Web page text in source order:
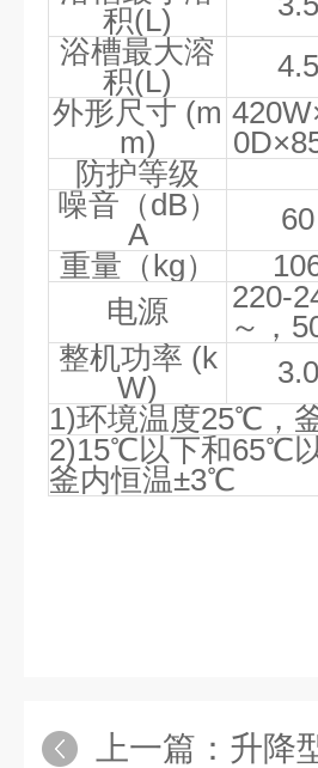
积(L)
浴槽最大溶
积(L) 4.5
外形尺寸 (m
m)
420W
0D×
防护等级
噪音（dB）
A
60
重量（kg）
电源
220-
～，
整机功率 (k
W)
3.0
1)环境温度25℃，
2)15℃以下和65℃
釜内恒温±3℃
上一篇： 升降